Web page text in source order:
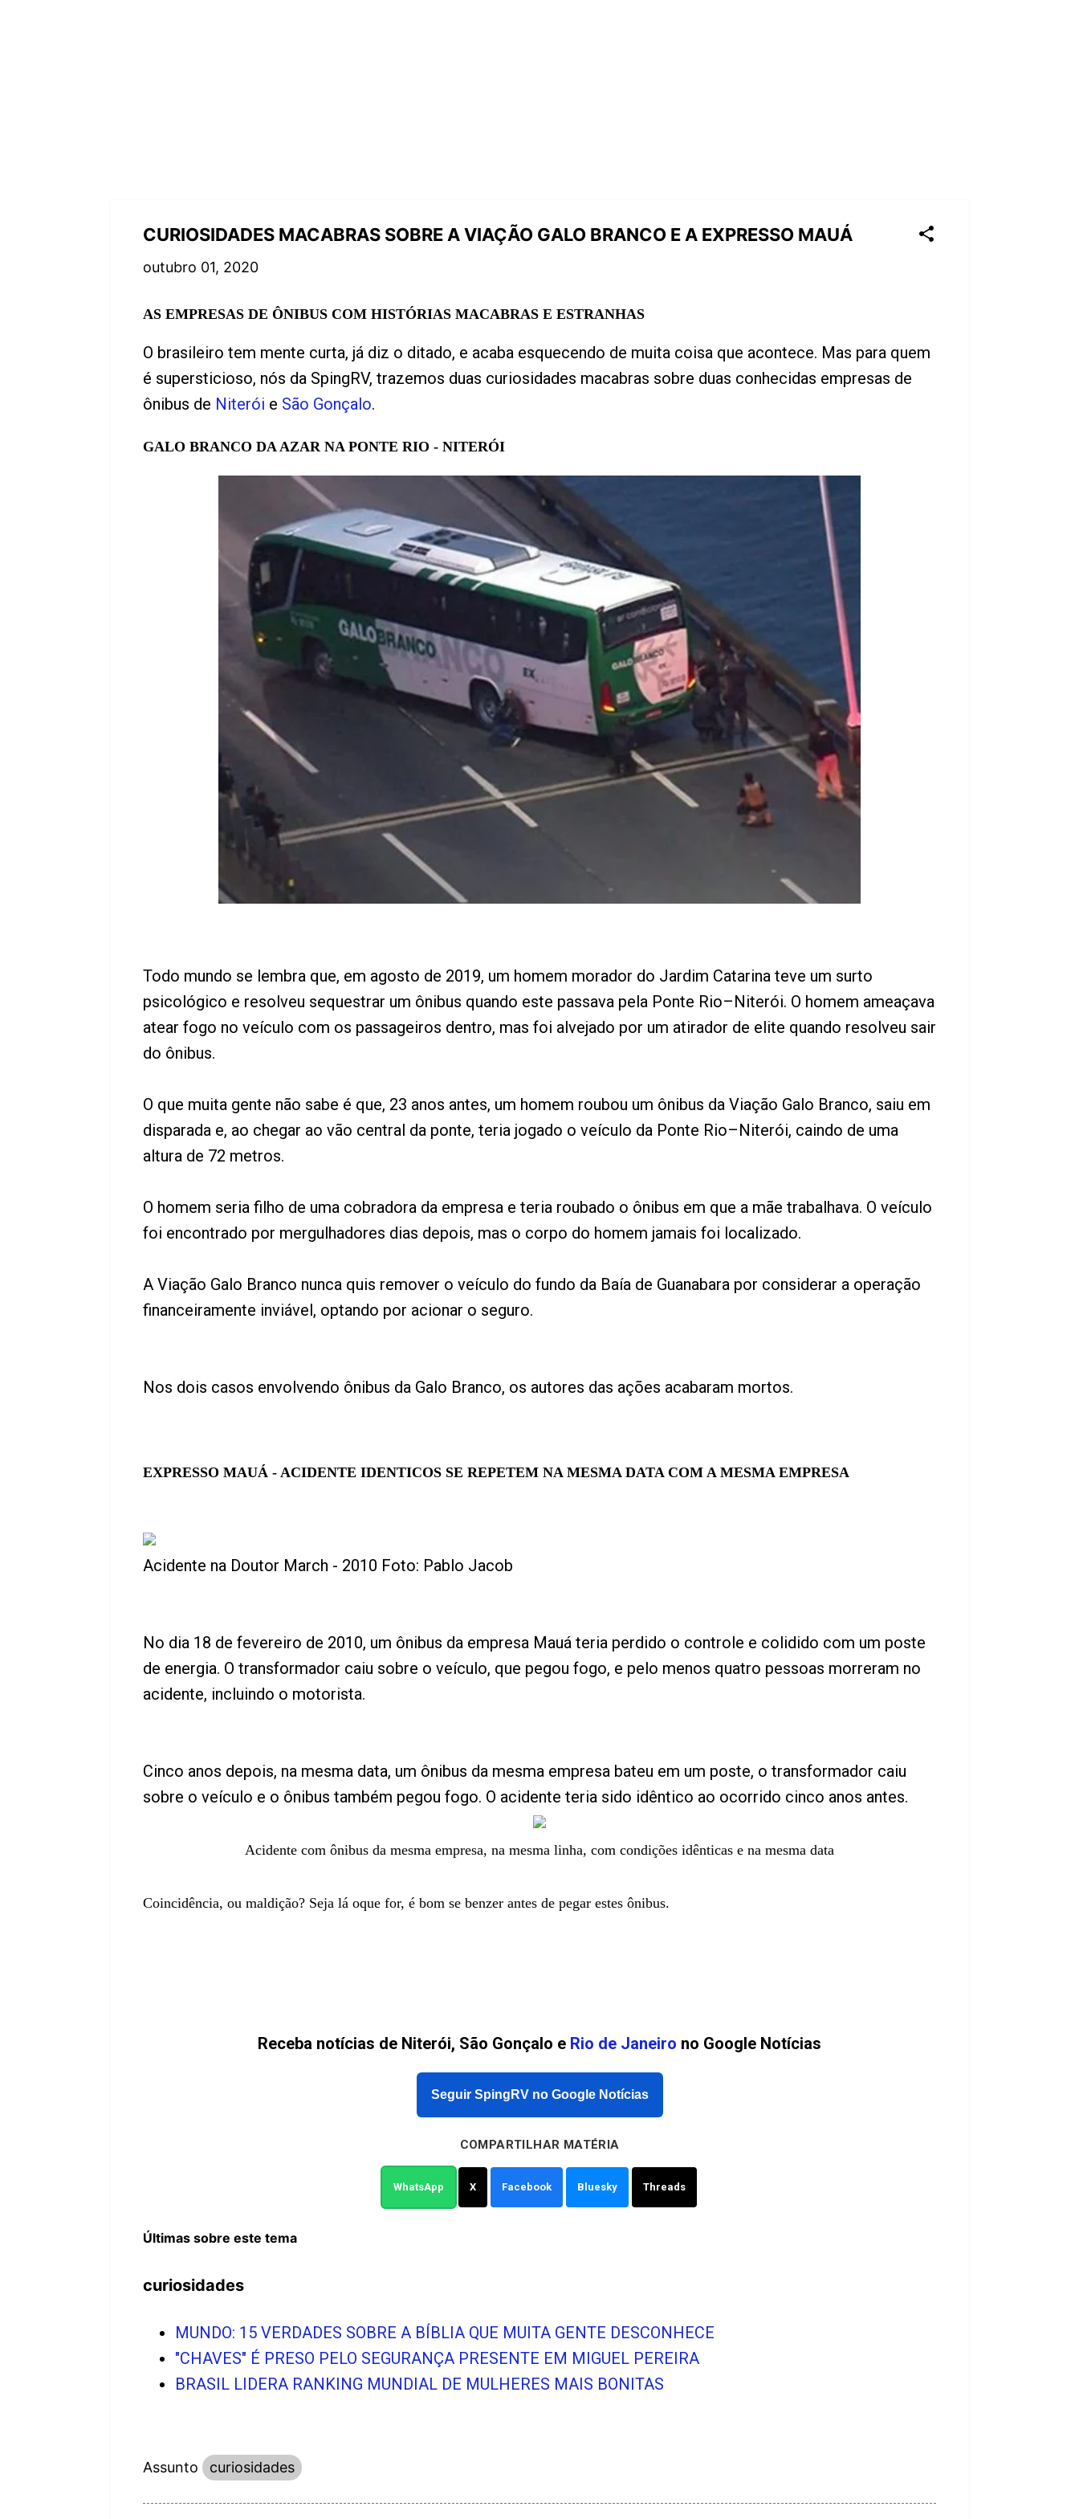
CURIOSIDADES MACABRAS SOBRE A VIAÇÃO GALO BRANCO E A EXPRESSO MAUÁ
outubro 01, 2020
AS EMPRESAS DE ÔNIBUS COM HISTÓRIAS MACABRAS E ESTRANHAS
O brasileiro tem mente curta, já diz o ditado, e acaba esquecendo de muita coisa que acontece. Mas para quem
é supersticioso, nós da SpingRV, trazemos duas curiosidades macabras sobre duas conhecidas empresas de
ônibus de Niterói e São Gonçalo.
GALO BRANCO DA AZAR NA PONTE RIO - NITERÓI
Todo mundo se lembra que, em agosto de 2019, um homem morador do Jardim Catarina teve um surto
psicológico e resolveu sequestrar um ônibus quando este passava pela Ponte Rio–Niterói. O homem ameaçava
atear fogo no veículo com os passageiros dentro, mas foi alvejado por um atirador de elite quando resolveu sair
do ônibus.
O que muita gente não sabe é que, 23 anos antes, um homem roubou um ônibus da Viação Galo Branco, saiu em
disparada e, ao chegar ao vão central da ponte, teria jogado o veículo da Ponte Rio–Niterói, caindo de uma
altura de 72 metros.
O homem seria filho de uma cobradora da empresa e teria roubado o ônibus em que a mãe trabalhava. O veículo
foi encontrado por mergulhadores dias depois, mas o corpo do homem jamais foi localizado.
A Viação Galo Branco nunca quis remover o veículo do fundo da Baía de Guanabara por considerar a operação
financeiramente inviável, optando por acionar o seguro.
Nos dois casos envolvendo ônibus da Galo Branco, os autores das ações acabaram mortos.
EXPRESSO MAUÁ - ACIDENTE IDENTICOS SE REPETEM NA MESMA DATA COM A MESMA EMPRESA
Acidente na Doutor March - 2010 Foto: Pablo Jacob
No dia 18 de fevereiro de 2010, um ônibus da empresa Mauá teria perdido o controle e colidido com um poste
de energia. O transformador caiu sobre o veículo, que pegou fogo, e pelo menos quatro pessoas morreram no
acidente, incluindo o motorista.
Cinco anos depois, na mesma data, um ônibus da mesma empresa bateu em um poste, o transformador caiu
sobre o veículo e o ônibus também pegou fogo. O acidente teria sido idêntico ao ocorrido cinco anos antes.
Acidente com ônibus da mesma empresa, na mesma linha, com condições idênticas e na mesma data
Coincidência, ou maldição? Seja lá oque for, é bom se benzer antes de pegar estes ônibus.
Receba notícias de Niterói, São Gonçalo e Rio de Janeiro no Google Notícias
Seguir SpingRV no Google Notícias
COMPARTILHAR MATÉRIA
WhatsApp X Facebook Bluesky Threads
Últimas sobre este tema
curiosidades
MUNDO: 15 VERDADES SOBRE A BÍBLIA QUE MUITA GENTE DESCONHECE
"CHAVES" É PRESO PELO SEGURANÇA PRESENTE EM MIGUEL PEREIRA
BRASIL LIDERA RANKING MUNDIAL DE MULHERES MAIS BONITAS
Assunto curiosidades